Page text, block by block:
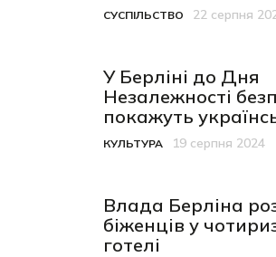
Категорія
СУСПІЛЬСТВО
Дата публікації
22 серпня
У Берліні до Дня
Незалежності
покажуть
Категорія
КУЛЬТУРА
Дата публікації
19 серпня 2024
Влада Берліна
біженців у
готелі